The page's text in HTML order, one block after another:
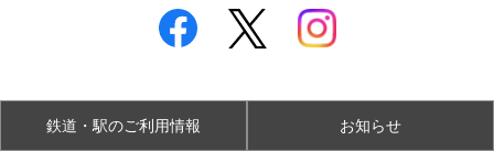
鉄道・駅のご利用情報 お知らせ